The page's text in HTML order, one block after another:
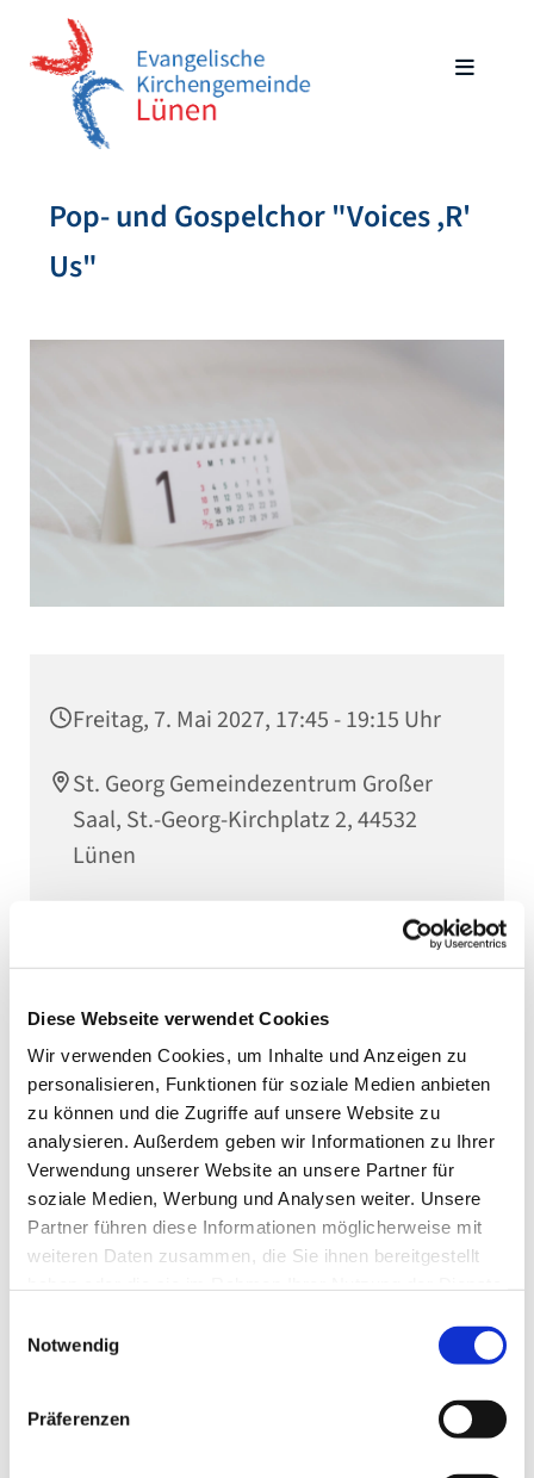
Diese Webseite verwendet Cookies
Wir verwenden Cookies, um Inhalte und Anzeigen zu
personalisieren, Funktionen für soziale Medien anbieten
zu können und die Zugriffe auf unsere Website zu
analysieren. Außerdem geben wir Informationen zu Ihrer
Verwendung unserer Website an unsere Partner für
soziale Medien, Werbung und Analysen weiter. Unsere
Partner führen diese Informationen möglicherweise mit
weiteren Daten zusammen, die Sie ihnen bereitgestellt
Notwendig
Präferenzen
Pop- und Gospelchor "Voices ,R'
Us"
Freitag, 7. Mai 2027, 17:45 - 19:15 Uhr
St. Georg Gemeindezentrum Großer
Saal, St.-Georg-Kirchplatz 2, 44532
Lünen